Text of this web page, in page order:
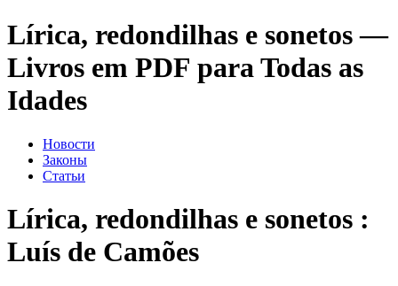
Lírica, redondilhas e sonetos —
Livros em PDF para Todas as
Idades
Новости
Законы
Статьи
Lírica, redondilhas e sonetos :
Luís de Camões